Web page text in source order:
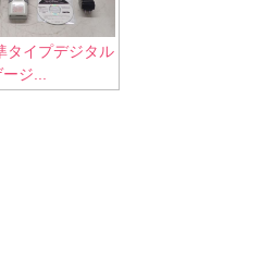
タイプデジタル
ジ...